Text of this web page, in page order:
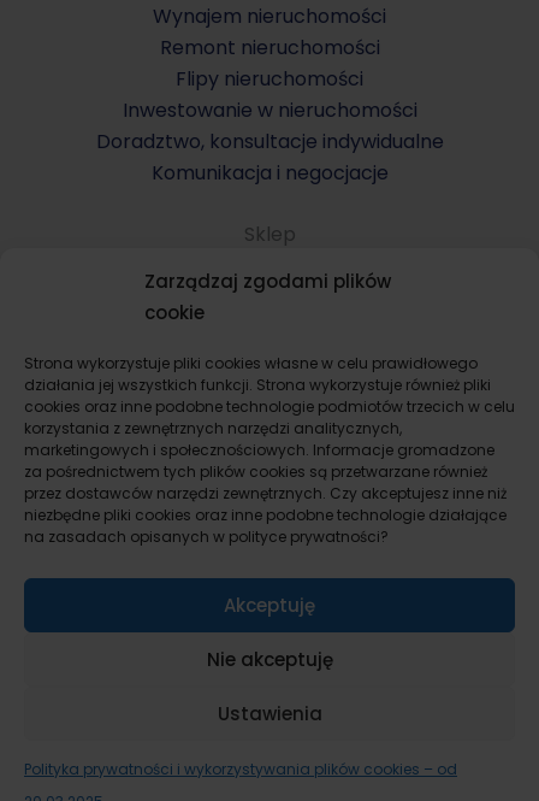
Zarządzaj zgodami plików
cookie
Strona wykorzystuje pliki cookies własne w celu prawidłowego
działania jej wszystkich funkcji. Strona wykorzystuje również pliki
cookies oraz inne podobne technologie podmiotów trzecich w celu
korzystania z zewnętrznych narzędzi analitycznych,
marketingowych i społecznościowych. Informacje gromadzone
za pośrednictwem tych plików cookies są przetwarzane również
przez dostawców narzędzi zewnętrznych. Czy akceptujesz inne niż
niezbędne pliki cookies oraz inne podobne technologie działające
na zasadach opisanych w polityce prywatności?
Akceptuję
Nie akceptuję
Ustawienia
Polityka prywatności i wykorzystywania plików cookies – od
Wynajem nieruchomości
Remont nieruchomości
Flipy nieruchomości
Inwestowanie w nieruchomości
Doradztwo, konsultacje indywidualne
Komunikacja i negocjacje
Sklep
Komunikacja i negocjacje
Konsultacje indywidualne
Kupno mieszkania i domu
Sprzedaż mieszkania i domu
Wynajem mieszkania i domu
Remont i wykończenie mieszkania, domu
Flipy dla startujących
Inwestowanie w nieruchomości prywatnie
Inwestowanie w nieruchomości jako firma
Pakiety inwestycyjne
Bez kategorii
Check listy kontrolne i formularze
Umowy i protokoły
Kalkulatory inwestycyjne flipa
Ebooki i poradniki
© 2026 Kreatywka Sp. z o.o.